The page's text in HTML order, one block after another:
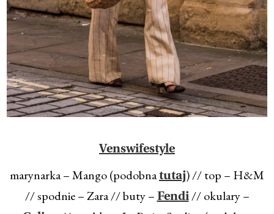
Venswifestyle
marynarka – Mango (podobnatutaj) // top – H&M
// spodnie – Zara // buty – Fendi// okulary –